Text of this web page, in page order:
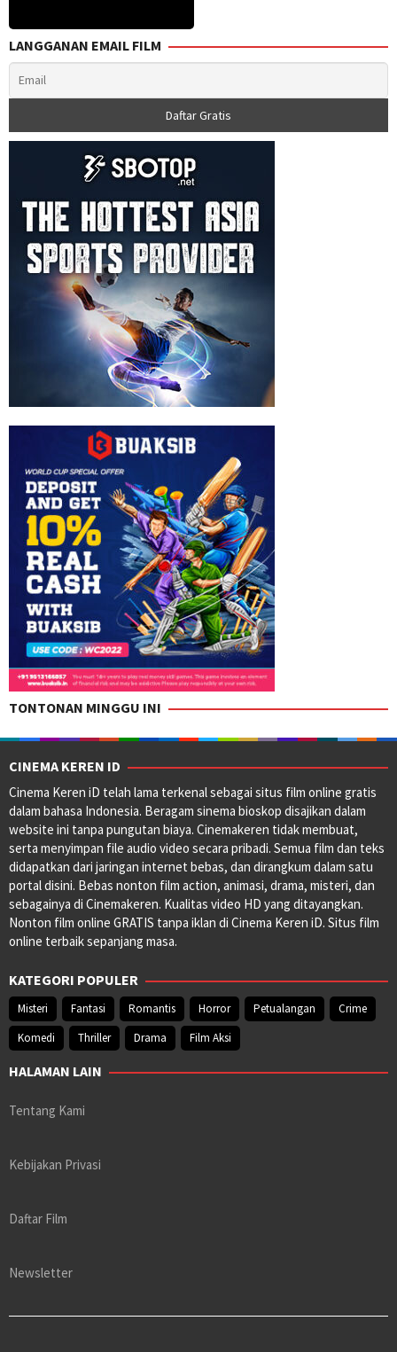
LANGGANAN EMAIL FILM
TONTONAN MINGGU INI
CINEMA KEREN ID
Cinema Keren iD telah lama terkenal sebagai situs film online gratis
dalam bahasa Indonesia. Beragam sinema bioskop disajikan dalam
website ini tanpa pungutan biaya. Cinemakeren tidak membuat,
serta menyimpan file audio video secara pribadi. Semua film dan teks
didapatkan dari jaringan internet bebas, dan dirangkum dalam satu
portal disini. Bebas nonton film action, animasi, drama, misteri, dan
sebagainya di Cinemakeren. Kualitas video HD yang ditayangkan.
Nonton film online GRATIS tanpa iklan di Cinema Keren iD. Situs film
online terbaik sepanjang masa.
KATEGORI POPULER
Misteri Fantasi Romantis Horror Petualangan
Crime
Komedi
Thriller Drama Film Aksi
HALAMAN LAIN
Tentang Kami
Kebijakan Privasi
Daftar Film
Newsletter